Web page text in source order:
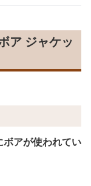
ア ジャケッ
ボアが使われてい